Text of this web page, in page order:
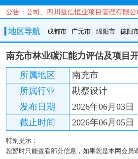
公告： 司、四川益信恒业项目管
地区导航 成都市 广元市 绵阳市 德阳
成都市 广元市 绵阳市 德阳市
内江市
乐山市 自贡市 泸州市 宜
达州市
资阳市 眉山市 雅安市 阿
南充市林业碳汇能力评估及项目
所属地区
南充市
所属行业
勘察设计
发布日期
2026年06月03日
截止时间
2026年06月05日
特别提示：
您暂时只能查看部分信息，如果您是本网会员